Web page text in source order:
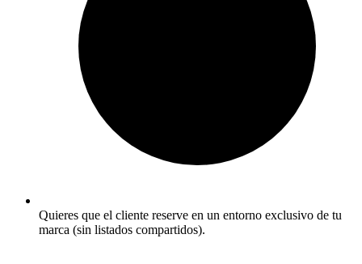
Quieres que el cliente reserve en un entorno exclusivo de tu
marca (sin listados compartidos).